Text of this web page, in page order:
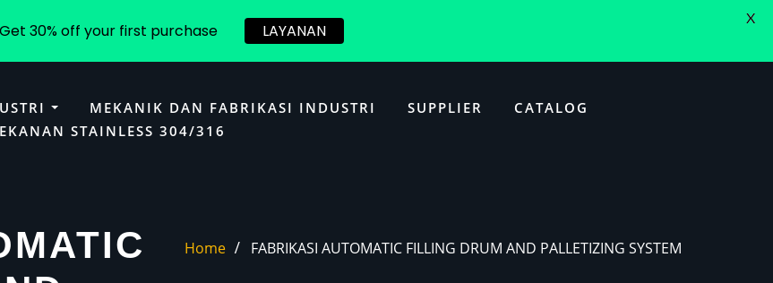
MEKANIK DAN FABRIKASI INDUSTRI SUPPLIER
CATALOG
STAINLESS 304/316
Home FABRIKASI AUTOMATIC FILLING DRUM AND PALLETIZING SYSTEM
Get 30% off your first purchase LAYANAN
X